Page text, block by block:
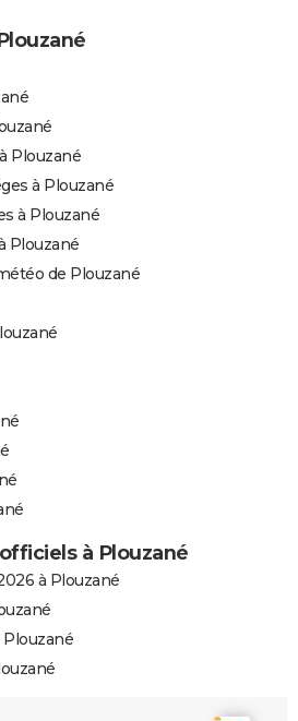
Plouzané
à Plouzané
à Plouzané
Plouzané
de Plouzané
à Plouzané
à Plouzané